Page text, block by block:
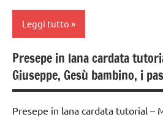
anni
DELL'ANNO
lana
cardata
e feltro
3a
classe
classe
5a
decorazioni
Leggi tutto
1a
settimana
di
Presepe in lana cardata
Giuseppe, Gesù bambino, i
Presepe in lana cardata tutorial –